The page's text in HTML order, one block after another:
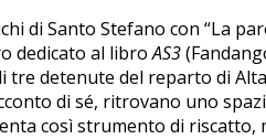
di Santo Stefano con “La
dedicato al libroAS3
detenute del reparto di
di sé, ritrovano uno
così strumento di riscatto,